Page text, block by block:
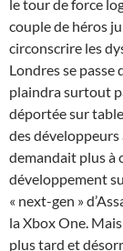
le tour de force
couple de héros
circonscrire les
Londres se passe
plaindra surtout
déportée sur
des développeurs
demandait plus à
développement
« next-gen »
la Xbox One.
plus tard et